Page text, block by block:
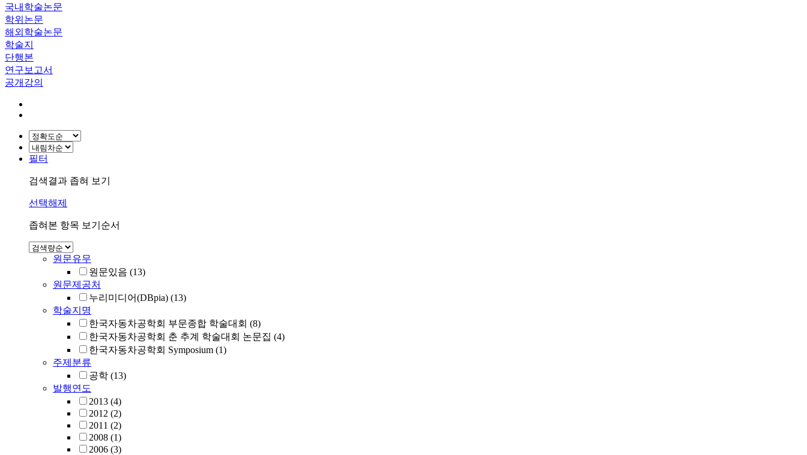
국내학술논문
학위논문
해외학술논문
학술지
단행본
연구보고서
공개강의
필터
검색결과 좁혀 보기
선택해제
좁혀본 항목 보기순서
원문유무
원문있음 (13)
원문제공처
누리미디어(DBpia) (13)
학술지명
한국자동차공학회 부문종합 학술대회 (8)
한국자동차공학회 춘 추계 학술대회 논문집 (4)
한국자동차공학회 Symposium (1)
주제분류
공학 (13)
발행연도
2013 (4)
2012 (2)
2011 (2)
2008 (1)
2006 (3)